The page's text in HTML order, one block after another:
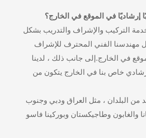
خدمة التركيب والإشراف والتدريب بشكل
مهندسنا الفني المحترف للإشراف
في الخارج.إلى جانب ذلك ، لدينا
خاص بنا في الخارج يتكون من
من البلدان ، مثل العراق ودبي وجنوب
والغابون وطاجيكستان وبوركينا فاسو